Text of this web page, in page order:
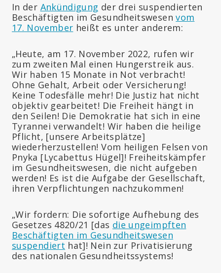
In der Ankündigung der drei suspendierten
Beschäftigten im Gesundheitswesenvom
17. November heißt es unter anderem:
„Heute, am 17. November 2022, rufen wir
zum zweiten Mal einen Hungerstreik aus.
Wir haben 15 Monate in Not verbracht!
Ohne Gehalt, Arbeit oder Versicherung!
Keine Todesfälle mehr! Die Justiz hat nicht
objektiv gearbeitet! Die Freiheit hängt in
den Seilen! Die Demokratie hat sich in eine
Tyrannei verwandelt! Wir haben die heilige
Pflicht, [unsere Arbeitsplätze]
wiederherzustellen! Vom heiligen Felsen von
Pnyka [Lycabettus Hügel]! Freiheitskämpfer
im Gesundheitswesen, die nicht aufgeben
werden! Es ist die Aufgabe der Gesellschaft,
ihren Verpflichtungen nachzukommen!
„Wir fordern: Die sofortige Aufhebung des
Gesetzes 4820/21 [das die ungeimpften
Beschäftigten im Gesundheitswesen
suspendiert hat]! Nein zur Privatisierung
des nationalen Gesundheitssystems!